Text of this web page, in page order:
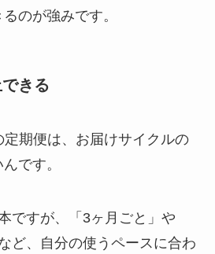
のが強みです。
きる
定期便は、お届けサイクルの
です。
ですが、「3ヶ月ごと」や
ど、自分の使うペースに合わ